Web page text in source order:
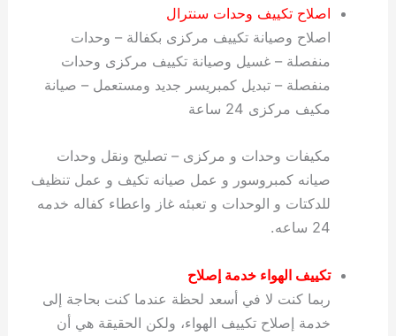
اصلاح تكييف وحدات سنترال
اصلاح وصيانة تكييف مركزى بكفالة – وحدات
منفصلة – غسيل وصيانة تكييف مركزى وحدات
منفصلة – تبديل كمبريسر جديد ومستعمل – صيانة
مكيف مركزى 24 ساعة
مكيفات وحدات و مركزى – تصليح ونقل وحدات
صيانه كمبروسور و عمل صيانه تكيف و عمل تنظيف
للدكتات و الوحدات و تعبئه غاز واعطاء كفاله خدمه
24 ساعه.
تكييف الهواءخدمةإصلاح
ربما كنت لا في أسعد لحظة عندما كنت بحاجة إلى
خدمة إصلاح تكييف الهواء، ولكن الحقيقة هي أن